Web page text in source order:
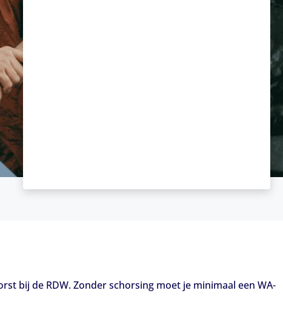
bij de RDW. Zonder schorsing moet je minimaal een WA-